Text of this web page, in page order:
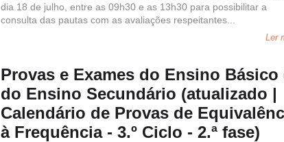
dia 18 de julho, entre as 09h30 e as 13h30 para possibilitar a
consulta das pautas com as avaliações respeitantes...
Ler
Provas e Exames do Ensino Básico
do Ensino Secundário (atualizado |
Calendário de Provas de
à Frequência - 3.º Ciclo - 2.ª fase)